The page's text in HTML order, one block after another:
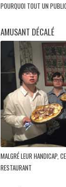
POURQUOI TOUT UN
AMUSANT DÉCALÉ
MALGRÉ LEUR HANDICAP,
RESTAURANT